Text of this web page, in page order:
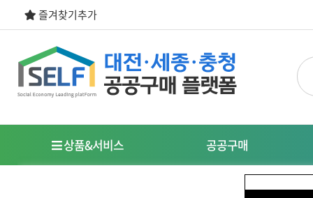
즐겨찾기추가
상품&서비스 공공구매